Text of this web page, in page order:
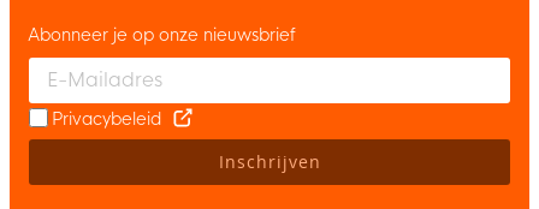
Enter your email and accept the privacy policy to subscribe to
Abonneer je op onze nieuwsbrief
Privacybeleid
Inschrijven